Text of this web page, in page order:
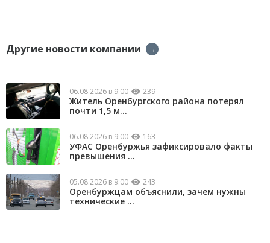
Другие новости компании →
06.08.2026 в 9:00 239
Житель Оренбургского района потерял
почти 1,5 м...
06.08.2026 в 9:00 163
УФАС Оренбуржья зафиксировало факты
превышения ...
05.08.2026 в 9:00 243
Оренбуржцам объяснили, зачем нужны
технические ...